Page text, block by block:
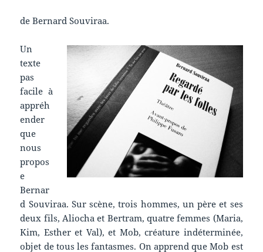
de Bernard Souviraa.
Un
texte
pas
facile à
appréh
ender
que
nous
propos
e
Bernar
d Souviraa. Sur scène, trois hommes, un père et ses
deux fils, Aliocha et Bertram, quatre femmes (Maria,
Kim, Esther et Val), et Mob, créature indéterminée,
objet de tous les fantasmes. On apprend que Mob est